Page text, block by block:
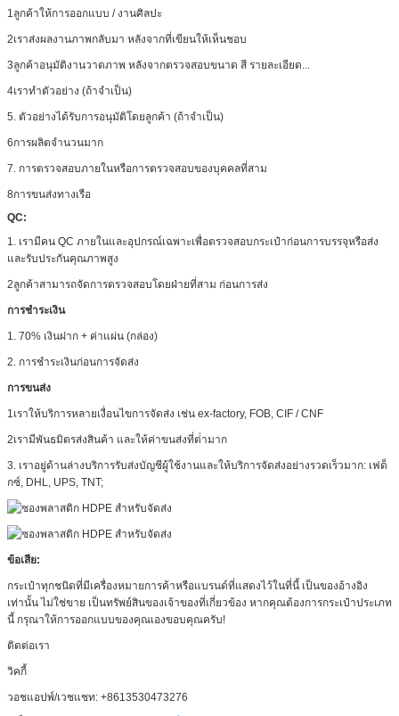
1ลูกค้าให้การออกแบบ / งานศิลปะ
2เราส่งผลงานภาพกลับมา หลังจากที่เขียนให้เห็นชอบ
3ลูกค้าอนุมัติงานวาดภาพ หลังจากตรวจสอบขนาด สี รายละเอียด...
4เราทําตัวอย่าง (ถ้าจําเป็น)
5. ตัวอย่างได้รับการอนุมัติโดยลูกค้า (ถ้าจําเป็น)
6การผลิตจํานวนมาก
7. การตรวจสอบภายในหรือการตรวจสอบของบุคคลที่สาม
8การขนส่งทางเรือ
QC:
1. เรามีคน QC ภายในและอุปกรณ์เฉพาะเพื่อตรวจสอบกระเป๋าก่อนการบรรจุหรือส่ง
และรับประกันคุณภาพสูง
2ลูกค้าสามารถจัดการตรวจสอบโดยฝ่ายที่สาม ก่อนการส่ง
การชําระเงิน
1. 70% เงินฝาก + ค่าแผ่น (กล่อง)
2. การชําระเงินก่อนการจัดส่ง
การขนส่ง
1เราให้บริการหลายเงื่อนไขการจัดส่ง เช่น ex-factory, FOB, CIF / CNF
2เรามีพันธมิตรส่งสินค้า และให้ค่าขนส่งที่ต่ํามาก
3. เราอยู่ด้านล่างบริการรับส่งบัญชีผู้ใช้งานและให้บริการจัดส่งอย่างรวดเร็วมาก: เฟด็
กซ์, DHL, UPS, TNT;
ข้อเสีย:
กระเป๋าทุกชนิดที่มีเครื่องหมายการค้าหรือแบรนด์ที่แสดงไว้ในที่นี้ เป็นของอ้างอิง
เท่านั้น ไม่ใช่ขาย เป็นทรัพย์สินของเจ้าของที่เกี่ยวข้อง หากคุณต้องการกระเป๋าประเภท
นี้ กรุณาให้การออกแบบของคุณเองขอบคุณครับ!
ติดต่อเรา
วิคกี้
วอชแอปพ์/เวชแชท: +8613530473276